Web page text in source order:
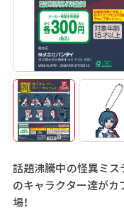
話題沸騰中の怪異ミス
のキャラクター達が
場！